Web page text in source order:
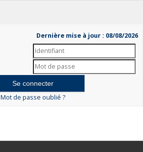
Dernière mise à jour : 08/08/2026
Mot de passe oublié ?